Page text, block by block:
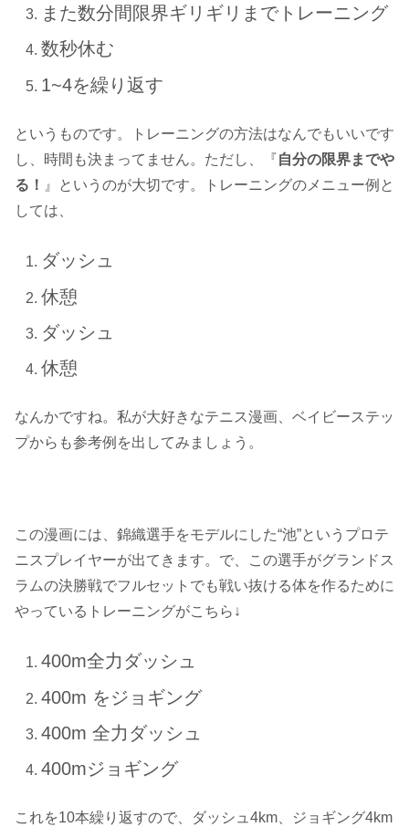
また数分間限界ギリギリまでトレーニング
数秒休む
1~4を繰り返す
というものです。トレーニングの方法はなんでもいいです
し、時間も決まってません。ただし、『自分の限界までや
る！ 』というのが大切です。トレーニングのメニュー例と
しては、
ダッシュ
休憩
ダッシュ
休憩
なんかですね。私が大好きなテニス漫画、ベイビーステッ
プからも参考例を出してみましょう。
この漫画には、錦織選手をモデルにした“池”というプロテ
ニスプレイヤーが出てきます。で、この選手がグランドス
ラムの決勝戦でフルセットでも戦い抜ける体を作るために
やっているトレーニングがこちら↓
400m全力ダッシュ
400m をジョギング
400m 全力ダッシュ
400mジョギング
これを10本繰り返すので、ダッシュ4km、ジョギング4km